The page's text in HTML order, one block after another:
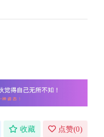
收藏 点赞(0)